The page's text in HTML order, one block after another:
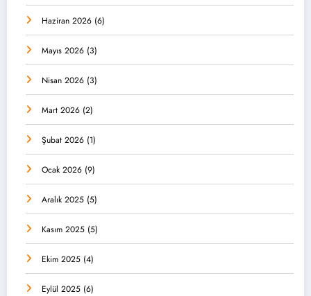
Haziran 2026 (6)
Mayıs 2026 (3)
Nisan 2026 (3)
Mart 2026 (2)
Şubat 2026 (1)
Ocak 2026 (9)
Aralık 2025 (5)
Kasım 2025 (5)
Ekim 2025 (4)
Eylül 2025 (6)